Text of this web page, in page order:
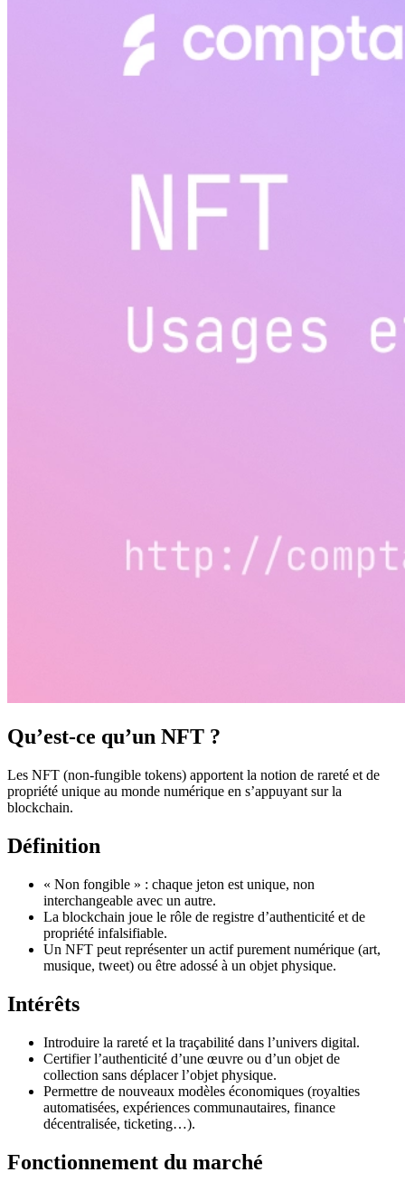
Qu’est-ce qu’un NFT ?
Les NFT (non-fungible tokens) apportent la notion de rareté et de
propriété unique au monde numérique en s’appuyant sur la
blockchain.
Définition
« Non fongible » : chaque jeton est unique, non
interchangeable avec un autre.
La blockchain joue le rôle de registre d’authenticité et de
propriété infalsifiable.
Un NFT peut représenter un actif purement numérique (art,
musique, tweet) ou être adossé à un objet physique.
Intérêts
Introduire la rareté et la traçabilité dans l’univers digital.
Certifier l’authenticité d’une œuvre ou d’un objet de
collection sans déplacer l’objet physique.
Permettre de nouveaux modèles économiques (royalties
automatisées, expériences communautaires, finance
décentralisée, ticketing…).
Fonctionnement du marché